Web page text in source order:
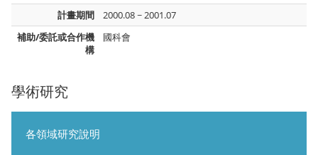
學術研究
各領域研究說明
計畫期間
2000.08 ~ 2001.07
補助/委託或合作機
構
國科會